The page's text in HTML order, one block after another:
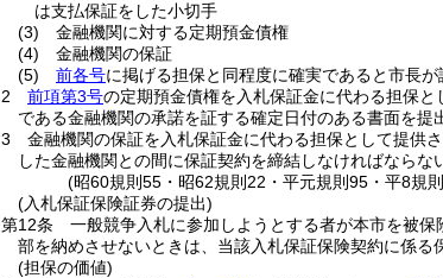
は支払保証をした小切手
(3)
金融機関に対する定期預金債権
(4)
金融機関の保証
(5)
前各号に掲げる担保と同程度に確実であると市長
2
前項第3号の定期預金債権を入札保証金に代わる担保
である金融機関の承諾を証する確定日付のある書面を提
3
金融機関の保証を入札保証金に代わる担保として提供
した金融機関との間に保証契約を締結しなければならな
(昭60規則55・昭62規則22・平元規則95・平8規
(入札保証保険証券の提出)
第12条
一般競争入札に参加しようとする者が本市を被保
部を納めさせないときは、当該入札保証保険契約に係る
(担保の価値)